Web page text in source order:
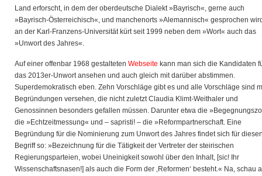
Land erforscht, in dem der oberdeutsche Dialekt »Bayrisch«, gerne auch
»Bayrisch-Österreichisch«, und manchenorts »Alemannisch« gesprochen
an der Karl-Franzens-Universität kürt seit 1999 neben dem »Wort« auch das
»Unwort des Jahres«.
Auf einer offenbar 1968 gestalteten Webseite kann man sich die Kandidaten
das 2013er-Unwort ansehen und auch gleich mit darüber abstimmen.
Superdemokratisch eben. Zehn Vorschläge gibt es und alle Vorschläge sind
Begründungen versehen, die nicht zuletzt Claudia Klimt-Weithaler und
Genossinnen besonders gefallen müssen. Darunter etwa die
die »Echtzeitmessung« und – sapristi! – die »Reformpartnerschaft. Eine
Begründung für die Nominierung zum Unwort des Jahres findet sich für
Begriff so: »Bezeichnung für die Tätigkeit der Vertreter der steirischen
Regierungsparteien, wobei Uneinigkeit sowohl über den Inhalt, [sic! Ihr
Wissenschaftsnasen!] als auch die Form der ‚Reformen‘ besteht.« Na, schau